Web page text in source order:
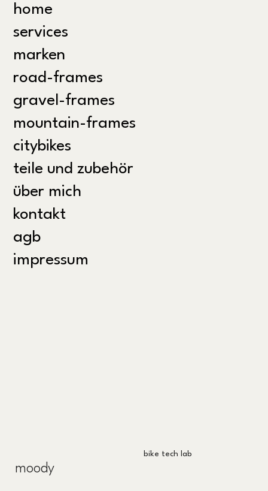
home
services
marken
road-frames
gravel-frames
mountain-frames
citybikes
teile und zubehör
über mich
kontakt
agb
impressum
moody
bike tech lab